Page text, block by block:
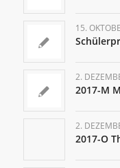
15.
2.
2017-M
2.
2017-O